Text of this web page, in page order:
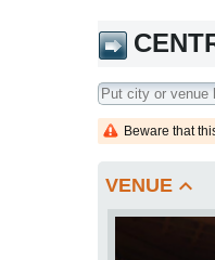
Beware that
VENUE keyboard_arrow_up